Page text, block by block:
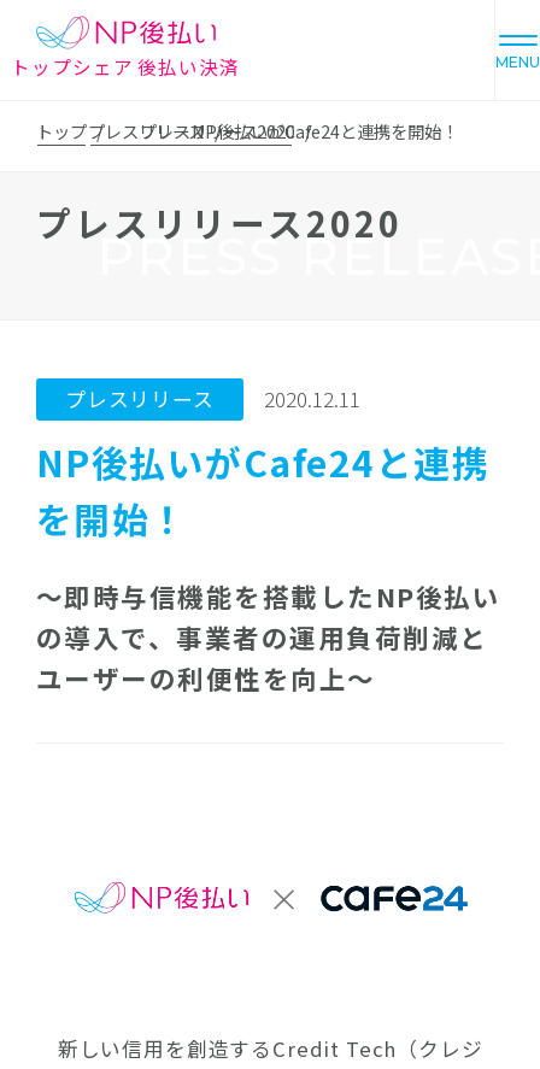
トップシェア 後払い決済 MENU
トッププレスリリース
プレスリリース2020
NP後払いがCafe24と連携を開始！
プレスリリース2020
PRESS
プレスリリース 2020.12.11
NP後払いがCafe24と連携
を開始！
～即時与信機能を搭載したNP後払い
の導入で、事業者の運用負荷削減と
ユーザーの利便性を向上～
新しい信用を創造するCredit Tech（クレジ